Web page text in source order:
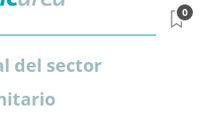
del sector
0